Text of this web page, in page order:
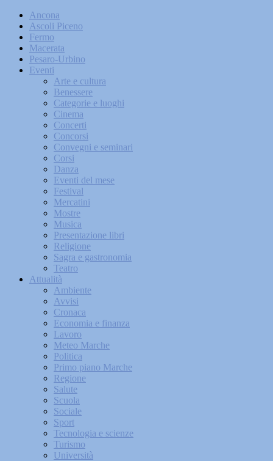
Ancona
Ascoli Piceno
Fermo
Macerata
Pesaro-Urbino
Eventi
Arte e cultura
Benessere
Categorie e luoghi
Cinema
Concerti
Concorsi
Convegni e seminari
Corsi
Danza
Eventi del mese
Festival
Mercatini
Mostre
Musica
Presentazione libri
Religione
Sagra e gastronomia
Teatro
Attualità
Ambiente
Avvisi
Cronaca
Economia e finanza
Lavoro
Meteo Marche
Politica
Primo piano Marche
Regione
Salute
Scuola
Sociale
Sport
Tecnologia e scienze
Turismo
Università